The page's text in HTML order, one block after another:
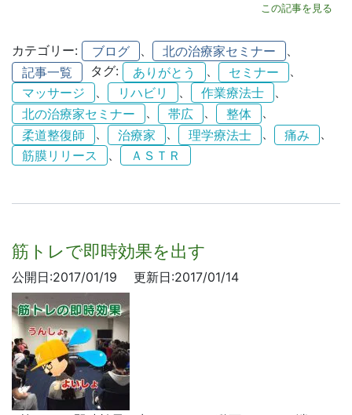
この記事を見る
カテゴリー: ブログ 北の治療家セミナー
記事一覧
タグ: ありがとう 、 セミナー
、
マッサージ
リハビリ 作業療法士
北の治療家セミナー
、 帯広 、 整体
、
柔道整復師
、 治療家 、 理学療法士 、 痛み
、
筋膜リリース
ＡＳＴＲ
筋トレで即時効果を出す
公開日:2017/01/19 更新日:2017/01/14